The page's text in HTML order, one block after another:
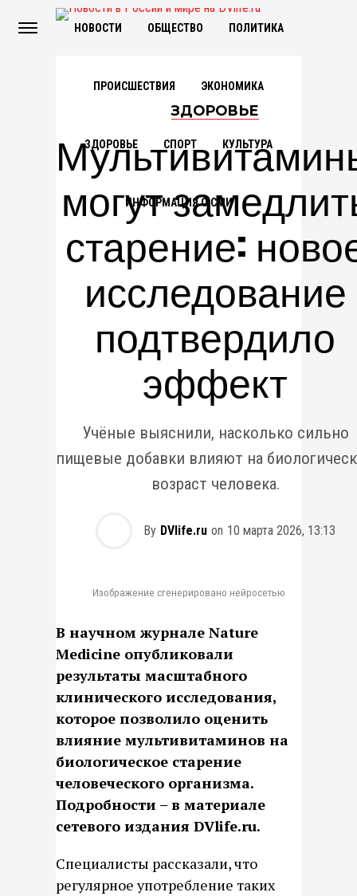
НОВОСТИ ОБЩЕСТВО ПОЛИТИКА
ПРОИСШЕСТВИЯ ЭКОНОМИКА
ЗДОРОВЬЕ СПОРТ КУЛЬТУРА
ИНФОРМАЦИЯ О СМИ
ЗДОРОВЬЕ
могут
старение:
исследование
подтвердило
эффект
Учёные выяснили, насколько сильно
пищевые добавки влияют на
возраст человека.
By DVlife.ru on 10 марта 2026, 13:13
Изображение сгенерировано нейросетью
В научном журнале Nature
Medicine опубликовали
результаты масштабного
клинического исследования,
которое позволило оценить
влияние мультивитаминов на
биологическое старение
человеческого организма.
Подробности – в материале
сетевого издания DVlife.ru.
Специалисты рассказали, что
регулярное употребление таких